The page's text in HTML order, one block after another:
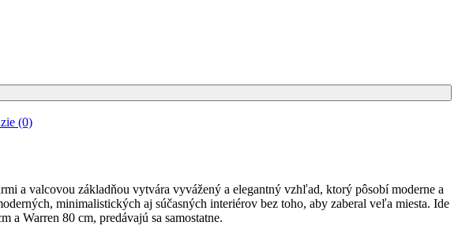
(0)
a valcovou základňou vytvára vyvážený a elegantný vzhľad, ktorý pôsobí moderne a
minimalistických aj súčasných interiérov bez toho, aby zaberal veľa miesta. Ide
Warren 80 cm, predávajú sa samostatne.